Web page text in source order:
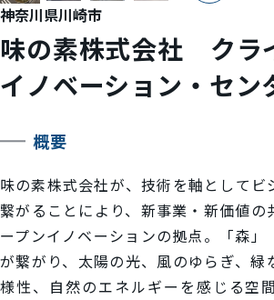
神奈川県川崎市
味の素株式会社 クラ
イノベーション・セン
概要
味の素株式会社が、技術を軸としてビ
繋がることにより、新事業・新価値の
ープンイノベーションの拠点。「森」
が繋がり、太陽の光、風のゆらぎ、緑
様性、自然のエネルギーを感じる空